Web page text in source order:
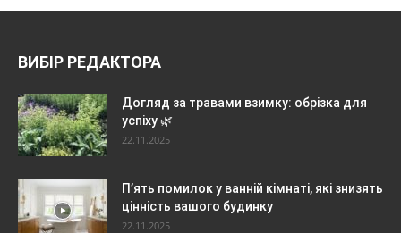
ВИБІР РЕДАКТОРА
Догляд за травами взимку: обрізка для
успіху 🌿
22.11.2025
П’ять помилок у ванній кімнаті, які знизять
цінність вашого будинку
22.11.2025